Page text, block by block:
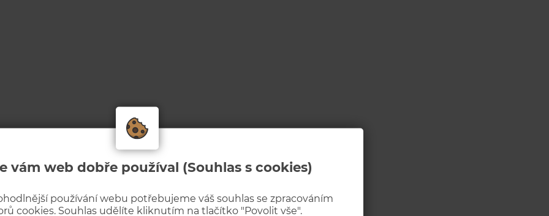
vám web dobře používal (Souhlas s cookies)
používání webu potřebujeme váš souhlas se zpracováním
cookies. Souhlas udělíte kliknutím na tlačítko "Povolit vše".